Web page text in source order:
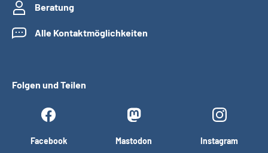
Beratung
Alle Kontaktmöglichkeiten
Folgen und Teilen
Facebook Mastodon Instagram